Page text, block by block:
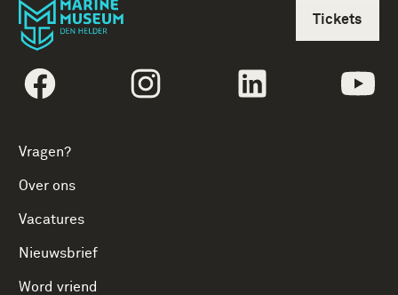
volgtekstFacebookvolgtekstInstagramvolgtekstLinkedin
Vragen?
Over ons
Vacatures
Nieuwsbrief
Word vriend
Tickets